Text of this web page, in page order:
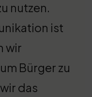
nutzen.
ist
wir
Bürger zu
das